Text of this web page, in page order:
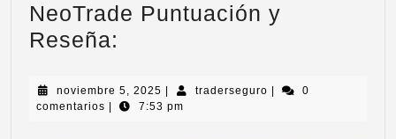
NeoTrade Puntuación y
Reseña:
noviembre 5, 2025 traderseguro
0
comentarios
7:53 pm